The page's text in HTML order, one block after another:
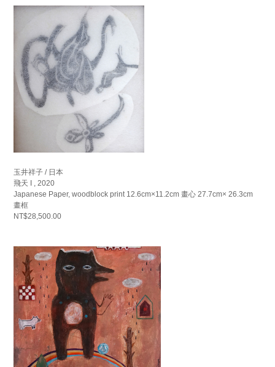
玉井祥子 / 日本
飛天 I , 2020
Japanese Paper, woodblock print 12.6cm×11.2cm 畫心 27.7cm× 26.3cm
畫框
NT$28,500.00